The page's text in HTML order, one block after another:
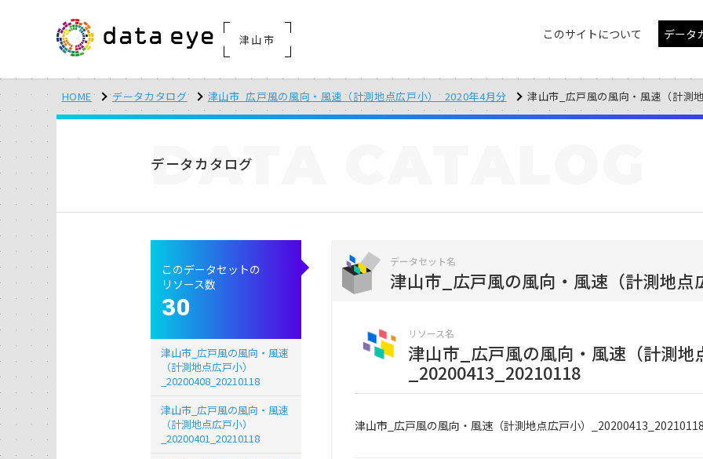
津山市 このサイトについて データ
HOME データカタログ 津山市_広戸風の風向・風速（計測地点広戸小）_2020年4月分 津山市_広戸風の風向・風速（計測
データカタログ
DATA
データセット名
津山市_広戸風の風向・風速（計測地
リソース名
津山市_広戸風の風向・風速（計測地
_20200413_20210118
津山市_広戸風の風向・風速（計測地点広戸小）
このデータセットの
リソース数
30
津山市_広戸風の風向・風速
（計測地点広戸小）
_20200408_20210118
津山市_広戸風の風向・風速
（計測地点広戸小）
_20200401_20210118